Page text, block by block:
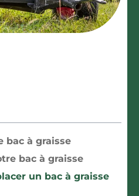
bac à graisse
bac à graisse
un bac à graisse